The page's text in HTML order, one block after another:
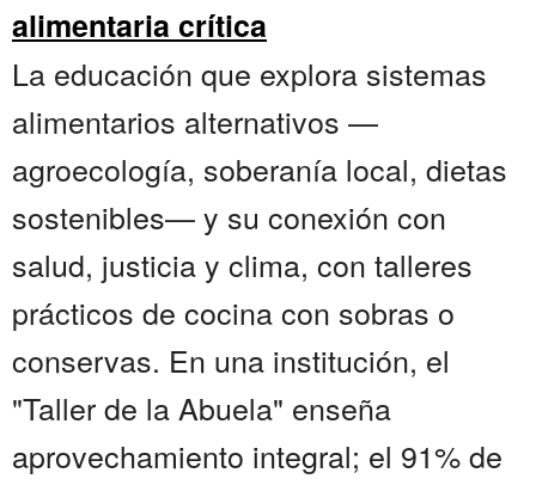
alimentaria crítica
La educación que explora sistemas
alimentarios alternativos —
agroecología, soberanía local, dietas
sostenibles— y su conexión con
salud, justicia y clima, con talleres
prácticos de cocina con sobras o
conservas. En una institución, el
"Taller de la Abuela" enseña
aprovechamiento integral; el 91% de